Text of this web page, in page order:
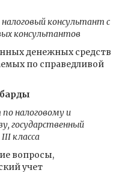
консультант с
консультантов
денежных средств
по справедливой
налоговому и
государственный
класса
вопросы,
учет